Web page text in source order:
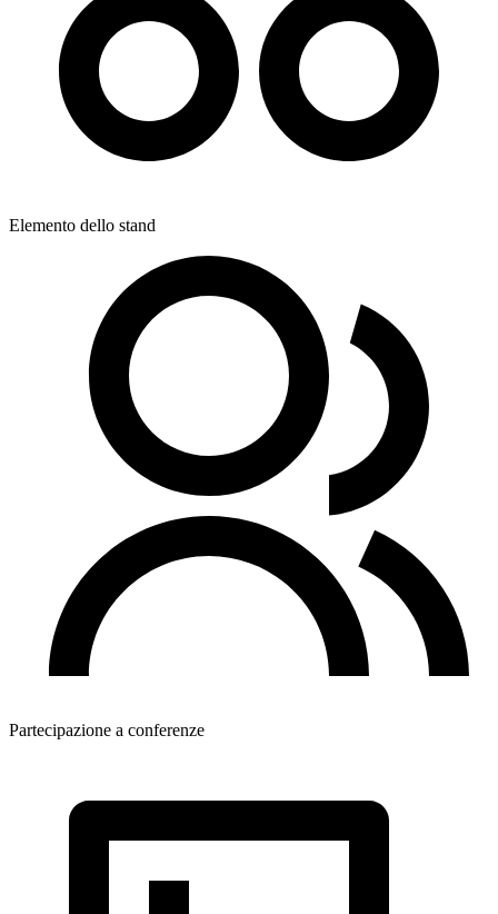
Elemento dello stand
Partecipazione a conferenze